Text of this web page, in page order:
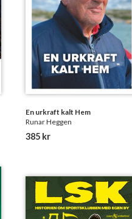
En urkraft kalt Hem
Runar Heggen
385 kr